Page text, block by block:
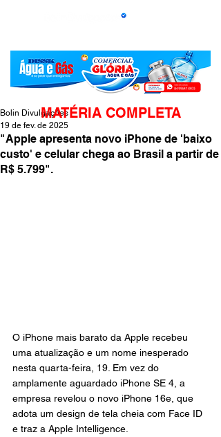
"Apple apresenta novo iPhone de 'baixo
custo' e celular chega ao Brasil a partir de
R$ 5.799".
Bolin Divulgações
19 de fev. de 2025
O iPhone mais barato da Apple recebeu
uma atualização e um nome inesperado
nesta quarta-feira, 19. Em vez do
amplamente aguardado iPhone SE 4, a
empresa revelou o novo iPhone 16e, que
adota um design de tela cheia com Face ID
e traz a Apple Intelligence.
MATÉRIA COMPLETA